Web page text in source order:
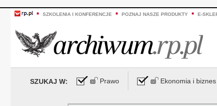
SZKOLENIA I KONFERENCJE POZNAJ NASZE PRODUKTY E-
SZUKAJ W: Prawo Ekonomia i biznes